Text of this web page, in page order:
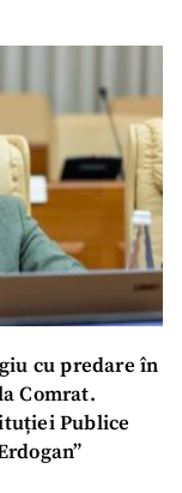
cu predare în
Comrat.
Publice